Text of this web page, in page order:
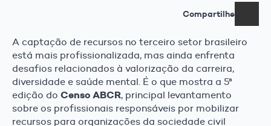
Compartilhe
A captação de recursos no terceiro setor brasileiro
está mais profissionalizada, mas ainda enfrenta
desafios relacionados à valorização da carreira,
diversidade e saúde mental. É o que mostra a 5ª
edição do Censo ABCR, principal levantamento
sobre os profissionais responsáveis por mobilizar
recursos para organizações da sociedade civil